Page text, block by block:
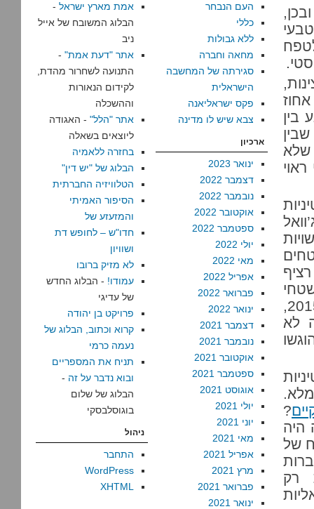
בשטחי סי. שטחי סי מהווים כ-60 אחוז
בין
שבין
שלא
ביקשה ג’וואל
סי יהיה ספקטרום ישראלי, לא פלסטיני. מאוחר יותר, ב-2015,
לא
שהוגשו
?
היה
של
רק
העם הנבחר
כללי
ללא גבולות
מחאה וחברה
סגירתה של המחשבה
הישראלית
פקס ישראליאנה
צבא שיש לו מדינה
ארכיון
ינואר 2023
דצמבר 2022
נובמבר 2022
אוקטובר 2022
ספטמבר 2022
יולי 2022
מאי 2022
אפריל 2022
פברואר 2022
ינואר 2022
דצמבר 2021
נובמבר 2021
אוקטובר 2021
ספטמבר 2021
אוגוסט 2021
יולי 2021
יוני 2021
מאי 2021
אפריל 2021
מרץ 2021
פברואר 2021
ינואר 2021
אמת מארץ ישראל -
הבלוג המשובח של אייל
ניב
אתר "דעת אמת" -
התנועה לשחרור מהדת,
לקידום הנאורות
וההשכלה
אתר "הלל" - האגודה
ליוצאים בשאלה
בחזרה ללאמיה
הבלוג של "יש דין"
הטלוויזיה החברתית
הסיפור האמיתי
והמזעזע של
חדו"ש – לחופש דת
ושוויון
לא מזיק ברובו
עמודו! - הבלוג החדש
של עדיגי
פרויקט בן יהודה
קרוא וכתוב, הבלוג של
נעמה כרמי
תניח את המספריים
ובוא נדבר על זה -
הבלוג של שלום
בוגוסלבסקי
ניהול
התחבר
WordPress
XHTML